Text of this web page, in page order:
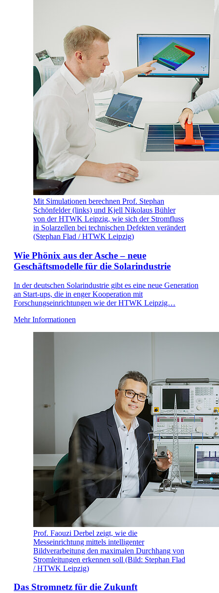
Mit Simulationen berechnen Prof. Stephan
Schönfelder (links) und Kjell Nikolaus Bühler
von der HTWK Leipzig, wie sich der Stromfluss
in Solarzellen bei technischen Defekten verändert
(Stephan Flad / HTWK Leipzig)
Wie Phönix aus der Asche – neue
Geschäftsmodelle für die Solarindustrie
In der deutschen Solarindustrie gibt es eine neue Generation
an Start-ups, die in enger Kooperation mit
Forschungseinrichtungen wie der HTWK Leipzig…
Mehr Informationen
Prof. Faouzi Derbel zeigt, wie die
Messeinrichtung mittels intelligenter
Bildverarbeitung den maximalen Durchhang von
Stromleitungen erkennen soll (Bild: Stephan Flad
/ HTWK Leipzig)
Das Stromnetz für die Zukunft